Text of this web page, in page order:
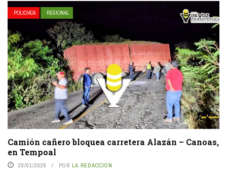
POLICIACA REGIONAL
Camión cañero bloquea carretera Alazán – Canoas,
en Tempoal
20/01/2026 POR LA REDACCIÓN